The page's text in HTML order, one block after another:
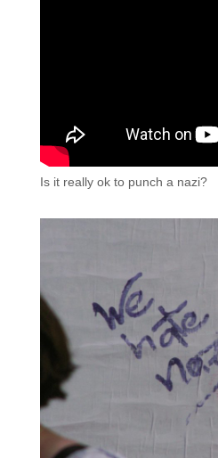
Is it really ok to punch a nazi?